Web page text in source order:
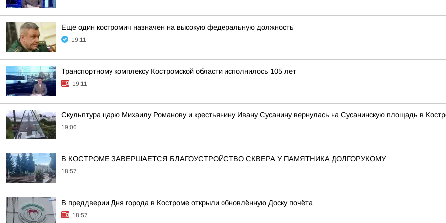
Еще один костромич назначен на высокую федеральную должность
19:11
Транспортному комплексу Костромской области исполнилось 105 лет
19:11
Скульптура царю Михаилу Романову и крестьянину Ивану Сусанину вернулась на Сусанинскую площадь в
19:06
В КОСТРОМЕ ЗАВЕРШАЕТСЯ БЛАГОУСТРОЙСТВО СКВЕРА У ПАМЯТНИКА ДОЛГОРУКОМУ
18:57
В преддверии Дня города в Костроме открыли обновлённую Доску почёта
18:57